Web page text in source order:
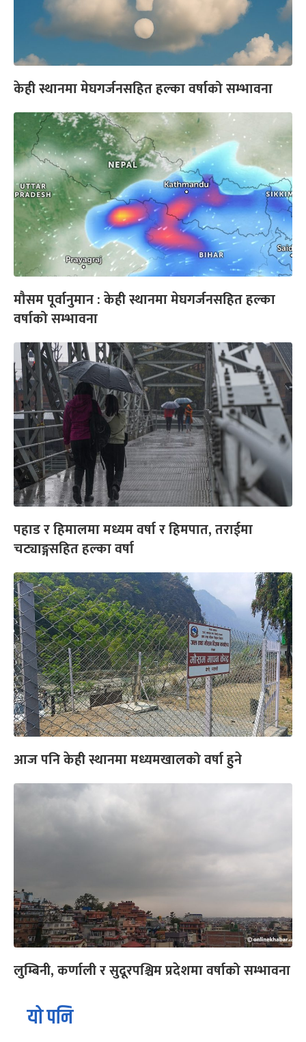
केही स्थानमा मेघगर्जनसहित हल्का वर्षाको सम्भावना
मौसम पूर्वानुमान : केही स्थानमा मेघगर्जनसहित हल्का
वर्षाको सम्भावना
पहाड र हिमालमा मध्यम वर्षा र हिमपात, तराईमा
चट्याङ्गसहित हल्का वर्षा
आज पनि केही स्थानमा मध्यमखालको वर्षा हुने
लुम्बिनी, कर्णाली र सुदूरपश्चिम प्रदेशमा वर्षाको सम्भावना
यो पनि